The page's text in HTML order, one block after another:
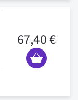
67,40 €